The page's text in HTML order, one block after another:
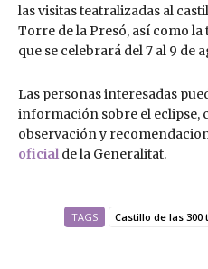
las visitas teatralizadas al
Torre de la Presó, así como
que se celebrará del 7 al 9 de
Las personas interesadas
información sobre el eclipse,
observación y
oficial de la Generalitat.
TAGS Castillo de las 300